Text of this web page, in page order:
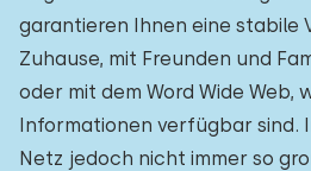
garantieren Ihnen eine stabile
Zuhause, mit Freunden und
oder mit dem Word Wide Web,
Informationen verfügbar sind.
Netz jedoch nicht immer so